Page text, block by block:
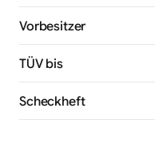
Vorbesitzer
TÜV bis
Scheckheft